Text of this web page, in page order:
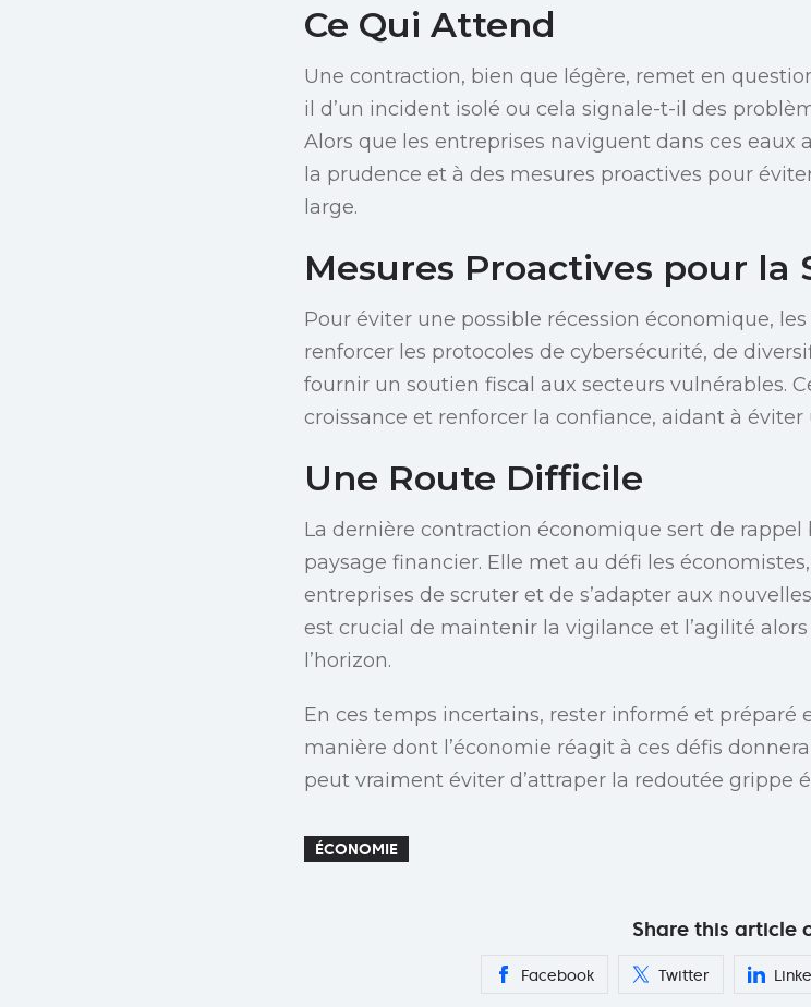
Ce Qui Attend
Une contraction, bien que légère, remet en
il d’un incident isolé ou cela signale-t-il des
Alors que les entreprises naviguent dans ces eaux
la prudence et à des mesures proactives pour
large.
Mesures Proactives pour la
Pour éviter une possible récession économique,
renforcer les protocoles de cybersécurité, de
fournir un soutien fiscal aux secteurs vulnérables.
croissance et renforcer la confiance, aidant à
Une Route Difficile
La dernière contraction économique sert de
paysage financier. Elle met au défi les
entreprises de scruter et de s’adapter aux
est crucial de maintenir la vigilance et l’agilité
l’horizon.
En ces temps incertains, rester informé et préparé
manière dont l’économie réagit à ces défis
peut vraiment éviter d’attraper la redoutée grippe
ÉCONOMIE
Share this article
Facebook Twitter